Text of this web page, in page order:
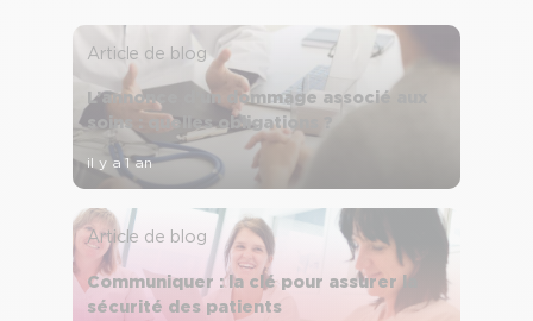
Article de blog
L’annonce d’un dommage associé aux
soins : quelles obligations ?
il y a 1 an
Article de blog
Communiquer : la clé pour assurer la
sécurité des patients